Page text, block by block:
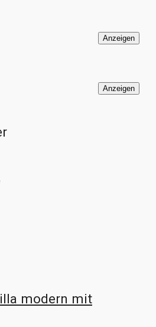
begonnen. Der
Anzeigen
Anzeigen
modern mit